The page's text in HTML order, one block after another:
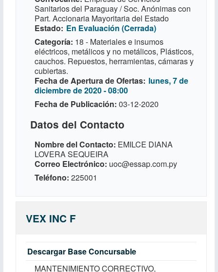
Sanitarios del Paraguay / Soc. Anónimas con
Part. Accionaria Mayoritaria del Estado
Estado En Evaluación (Cerrada)
Categoría 18 - Materiales e insumos
eléctricos, metálicos y no metálicos, Plásticos,
cauchos. Repuestos, herramientas, cámaras y
cubiertas.
Fecha de Apertura de Ofertas lunes, 7 de
diciembre de 2020 - 08:00
Fecha de Publicación 03-12-2020
Datos del Contacto
Nombre del Contacto EMILCE DIANA
LOVERA SEQUEIRA
Correo Electrónico uoc@essap.com.py
Teléfono 225001
VEX INC F
Descargar Base Concursable
MANTENIMIENTO CORRECTIVO,